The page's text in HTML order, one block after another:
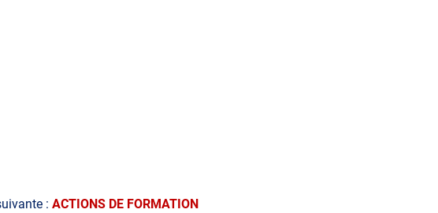
: ACTIONS DE FORMATION